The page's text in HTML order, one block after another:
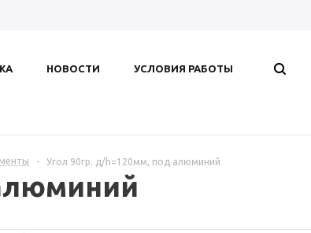
НОВОСТИ УСЛОВИЯ РАБОТЫ
- Угол 90гр. д/h=120мм, под алюминий